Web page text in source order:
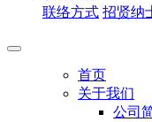
联络方式 招贤纳
首页
关于我们
公司